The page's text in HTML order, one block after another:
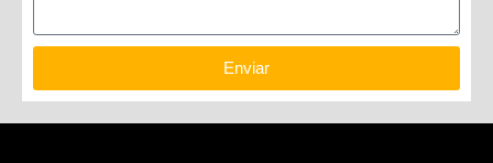
Enviar